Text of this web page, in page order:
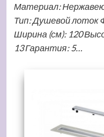
Материал:
Тип: Душевой лоток
Ширина (см): 120
13 Гарантия: 5…